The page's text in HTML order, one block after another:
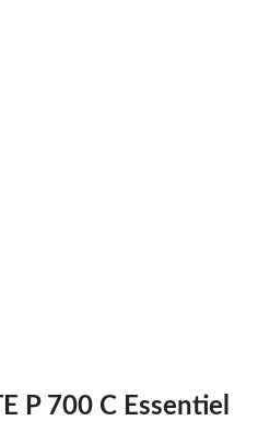
P 700 C Essentiel